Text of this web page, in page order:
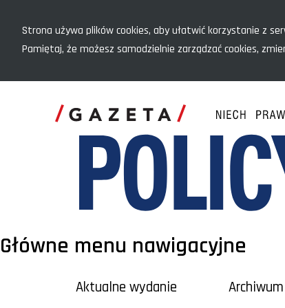
Strona używa plików cookies, aby ułatwić korzystanie z
Pamiętaj, że możesz samodzielnie zarządzać cookies,
Główne menu nawigacyjne
Aktualne wydanie Archiwum